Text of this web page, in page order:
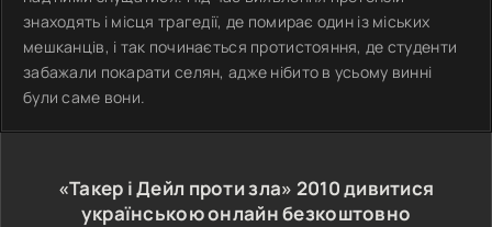
знаходять і місця трагедії, де помирає один із міських
мешканців, і так починається протистояння, де студенти
забажали покарати селян, адже нібито в усьому винні
були саме вони.
«Такер і Дейл проти зла» 2010дивитися
українською онлайн безкоштовно